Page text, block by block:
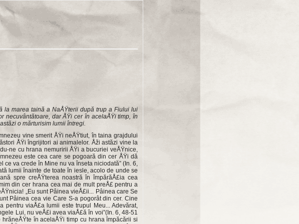
la marea taină a NaÅŸterii după trup a Fiului lui
necuvântătoare, dar ÅŸi cer în acelaÅŸi timp, în
o mărturisim lumii întregi.
vine smerit ÅŸi neÅŸtiut, în taina grajdului
ÅŸi îngrijitori ai animalelor. Åži astăzi vine la
ne cu hrana nemuririi ÅŸi a bucuriei veÅŸnice,
este cea care se pogoară din cer ÅŸi dă
va cre­de în Mine nu va înseta niciodată” (In. 6,
lumii îna­inte de toate în iesle, acolo de unde se
spre creÅŸte­rea noastră în împărăÅ£ia cea
din cer hrana cea mai de mult preÅ£ pentru a
„Eu sunt Pâinea vieÅ£ii... Pâinea care Se
Pâinea cea vie Care S-a pogorât din cer. Cine
viaÅ£a lumii este trupul Meu... Adevărat,
Lui, nu veÅ£i avea viaÅ£ă în voi”(In. 6, 48-51
în acelaÅŸi timp cu hrana împăcării si